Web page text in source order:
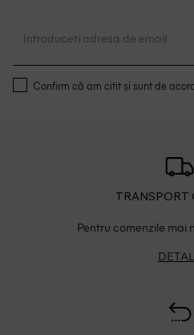
Confirm că am citit și sunt de
TRANSPORT
Pentru comenzile mai